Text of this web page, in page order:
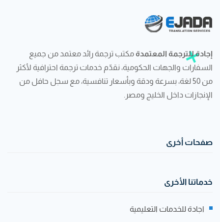
إجادة للترجمة المعتمدة مكتب ترجمة رائد معتمد من جميع
السفارات والجهات الحكومية، نقدّم خدمات ترجمة احترافية لأكثر
من 50 لغة، بسرعة ودقة وبأسعار تنافسية، مع سجل حافل من
الإنجازات داخل الخليج ومصر.
صفحات أخرى
خدماتنا الأخرى
اجادة للخدمات التعليمية